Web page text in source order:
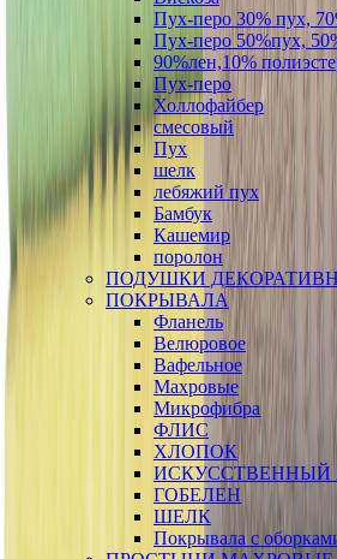
Пух-перо 30% пух,
Пух-перо 50%пух,
90%лен,10%
Пух-перо
Холлофайбер
смесовый
Пух
шелк
лебяжий пух
Бамбук
Кашемир
поролон
ПОДУШКИ
ПОКРЫВАЛА
Фланель
Велюровое
Вафельное
Махровые
Микрофибра
ФЛИС
ХЛОПОК
ИСКУССТВЕННЫЙ
ГОБЕЛЕН
ШЕЛК
Покрывала с